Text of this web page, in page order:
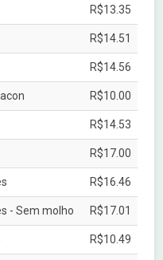
R$13.35
R$14.51
R$14.56
R$10.00
R$14.53
R$17.00
R$16.46
- Sem molho R$17.01
R$10.49